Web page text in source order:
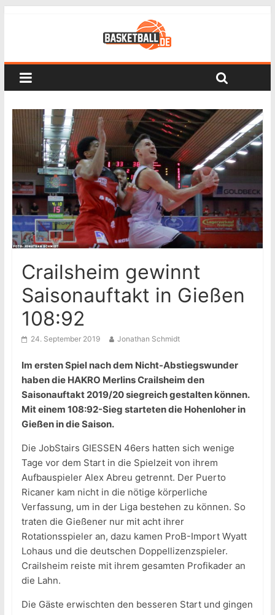
Crailsheim gewinnt
Saisonauftakt in Gießen
108:92
24. September 2019 Jonathan Schmidt
Im ersten Spiel nach dem Nicht-Abstiegswunder
haben die HAKRO Merlins Crailsheim den
Saisonauftakt 2019/20 siegreich gestalten können.
Mit einem 108:92-Sieg starteten die Hohenloher in
Gießen in die Saison.
Die JobStairs GIESSEN 46ers hatten sich wenige
Tage vor dem Start in die Spielzeit von ihrem
Aufbauspieler Alex Abreu getrennt. Der Puerto
Ricaner kam nicht in die nötige körperliche
Verfassung, um in der Liga bestehen zu können. So
traten die Gießener nur mit acht ihrer
Rotationsspieler an, dazu kamen ProB-Import Wyatt
Lohaus und die deutschen Doppellizenzspieler.
Crailsheim reiste mit ihrem gesamten Profikader an
die Lahn.
Die Gäste erwischten den besseren Start und gingen